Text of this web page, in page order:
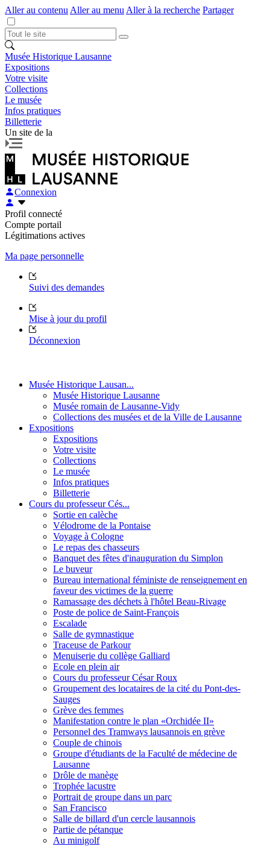
Aller au contenu Aller au menu Aller à la recherche Partager
Musée Historique Lausanne
Expositions
Votre visite
Collections
Le musée
Infos pratiques
Billetterie
Un site de la
Connexion
Profil connecté
Compte portail
Légitimations actives
Ma page personnelle
Suivi des demandes
Mise à jour du profil
Déconnexion
Musée Historique Lausan...
Musée Historique Lausanne
Musée romain de Lausanne-Vidy
Collections des musées et de la Ville de Lausanne
Expositions
Expositions
Votre visite
Collections
Le musée
Infos pratiques
Billetterie
Cours du professeur Cés...
Sortie en calèche
Vélodrome de la Pontaise
Voyage à Cologne
Le repas des chasseurs
Banquet des fêtes d'inauguration du Simplon
Le buveur
Bureau international féministe de renseignement en
faveur des victimes de la guerre
Ramassage des déchets à l'hôtel Beau-Rivage
Poste de police de Saint-François
Escalade
Salle de gymnastique
Traceuse de Parkour
Menuiserie du collège Galliard
Ecole en plein air
Cours du professeur César Roux
Groupement des locataires de la cité du Pont-des-
Sauges
Grève des femmes
Manifestation contre le plan «Orchidée II»
Personnel des Tramways lausannois en grève
Couple de chinois
Groupe d'étudiants de la Faculté de médecine de
Lausanne
Drôle de manège
Trophée lacustre
Portrait de groupe dans un parc
San Francisco
Salle de billard d'un cercle lausannois
Partie de pétanque
Au minigolf